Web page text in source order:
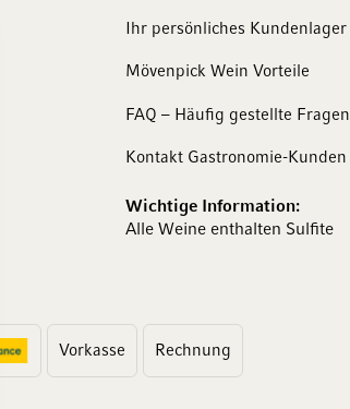
Ihr persönliches Kundenlager
Mövenpick Wein Vorteile
FAQ – Häufig gestellte Fragen
Kontakt Gastronomie-Kunden
Wichtige Information:
Alle Weine enthalten Sulfite
Vorkasse Rechnung